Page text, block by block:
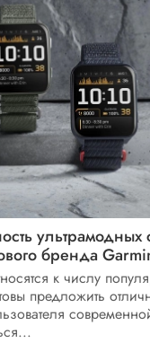
ультрамодных
бренда
к числу
предложить